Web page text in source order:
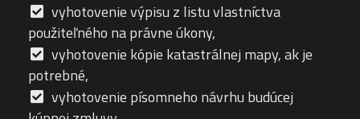
vyhotovenie výpisu z listu vlastníctva
použiteľného na právne úkony,
vyhotovenie kópie katastrálnej mapy, ak je
potrebné,
vyhotovenie písomneho návrhu budúcej